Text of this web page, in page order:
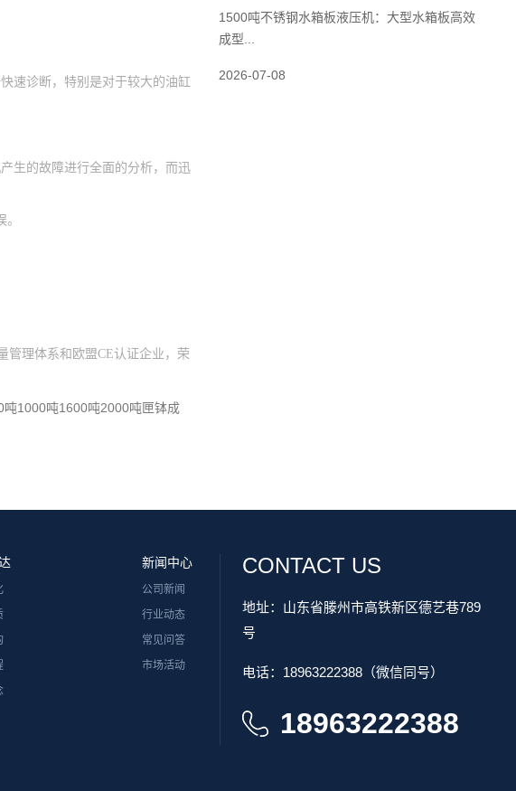
速诊断，特别是对于较大的油缸
生的故障进行全面的分析，而迅
管理体系和欧盟CE认证企业，荣
1000吨1600吨2000吨匣钵成
1500吨不锈钢水箱板液压机：大型水箱板高效
成型...
2026-07-08
新闻中心
公司新闻
行业动态
常见问答
市场活动
CONTACT US
地址：山东省滕州市高铁新区德艺巷789
号
电话：18963222388（微信同号）
18963222388